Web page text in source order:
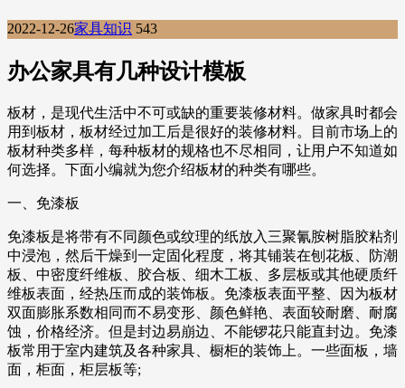
2022-12-26家具知识 543
办公家具有几种设计模板
板材，是现代生活中不可或缺的重要装修材料。做家具时都会
用到板材，板材经过加工后是很好的装修材料。目前市场上的
板材种类多样，每种板材的规格也不尽相同，让用户不知道如
何选择。下面小编就为您介绍板材的种类有哪些。
一、免漆板
免漆板是将带有不同颜色或纹理的纸放入三聚氰胺树脂胶粘剂
中浸泡，然后干燥到一定固化程度，将其铺装在刨花板、防潮
板、中密度纤维板、胶合板、细木工板、多层板或其他硬质纤
维板表面，经热压而成的装饰板。免漆板表面平整、因为板材
双面膨胀系数相同而不易变形、颜色鲜艳、表面较耐磨、耐腐
蚀，价格经济。但是封边易崩边、不能锣花只能直封边。免漆
板常用于室内建筑及各种家具、橱柜的装饰上。一些面板，墙
面，柜面，柜层板等;